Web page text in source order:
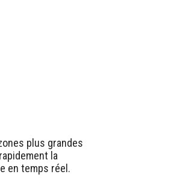
plus grandes
la
en temps réel.